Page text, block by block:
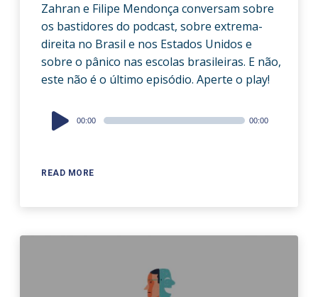
Zahran e Filipe Mendonça conversam sobre
os bastidores do podcast, sobre extrema-
direita no Brasil e nos Estados Unidos e
sobre o pânico nas escolas brasileiras. E não,
este não é o último episódio. Aperte o play!
READ MORE
Audio
Player
00:00 00:00